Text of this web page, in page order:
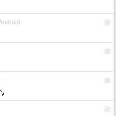
4
5
6
7